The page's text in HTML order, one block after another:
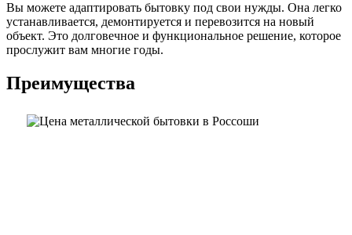
Вы можете адаптировать бытовку под свои нужды. Она легко
устанавливается, демонтируется и перевозится на новый
объект. Это долговечное и функциональное решение, которое
прослужит вам многие годы.
Преимущества